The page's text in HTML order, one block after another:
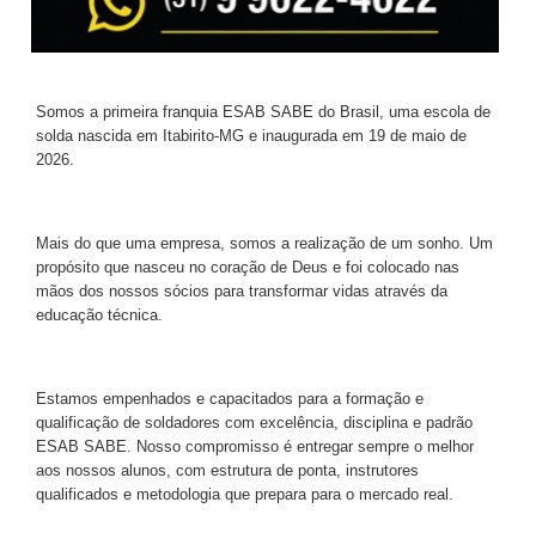
Somos a primeira franquia ESAB SABE do Brasil, uma escola de
solda nascida em Itabirito-MG e inaugurada em 19 de maio de
2026.
Mais do que uma empresa, somos a realização de um sonho. Um
propósito que nasceu no coração de Deus e foi colocado nas
mãos dos nossos sócios para transformar vidas através da
educação técnica.
Estamos empenhados e capacitados para a formação e
qualificação de soldadores com excelência, disciplina e padrão
ESAB SABE. Nosso compromisso é entregar sempre o melhor
aos nossos alunos, com estrutura de ponta, instrutores
qualificados e metodologia que prepara para o mercado real.